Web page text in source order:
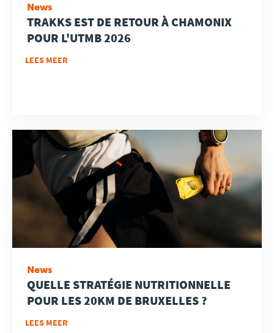
News
TRAKKS EST DE RETOUR À CHAMONIX
POUR L'UTMB 2026
LEES MEER
News
QUELLE STRATÉGIE NUTRITIONNELLE
POUR LES 20KM DE BRUXELLES ?
LEES MEER